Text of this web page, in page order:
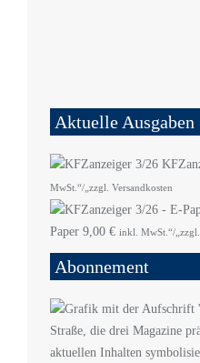
Aktuelle Ausgaben
MwSt.“/„zzgl. Versandkosten
Paper 9,00 € inkl. MwSt.“/„zzgl.
Abonnement